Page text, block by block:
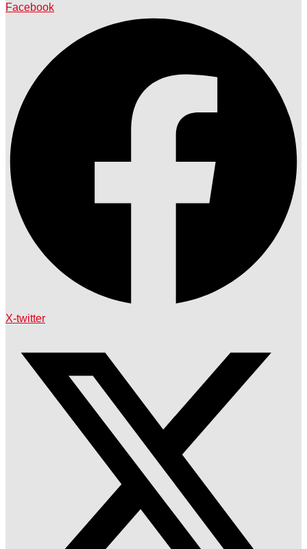
Facebook
X-twitter